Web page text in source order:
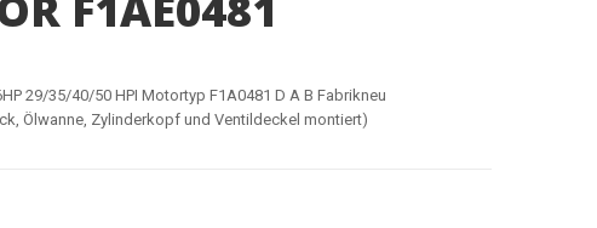
29/35/40/50 HPI Motortyp F1A0481 D A B Fabrikneu
Ölwanne, Zylinderkopf und Ventildeckel montiert)